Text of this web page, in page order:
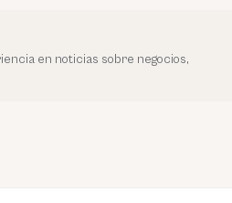
en noticias sobre negocios,